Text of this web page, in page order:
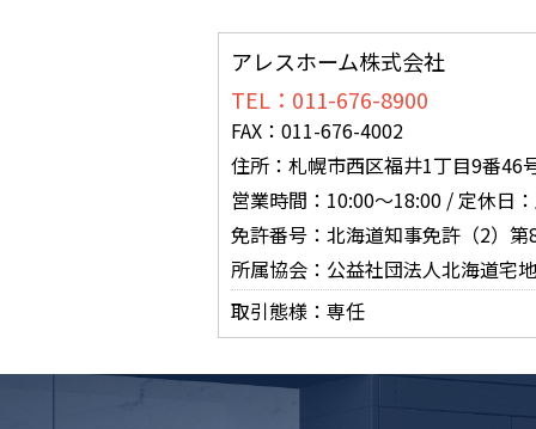
アレスホーム株式会社
TEL：011-676-8900
FAX：011-676-4002
住所：札幌市西区福井1丁目9番46
営業時間：10:00～18:00 / 定休日
免許番号：北海道知事免許（2）第
所属協会：公益社団法人北海道宅
取引態様：専任